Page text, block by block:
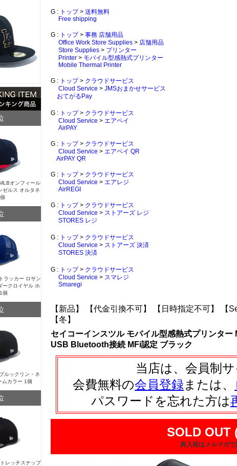
オンフィール
ゼルス オルタネ
ラッカー ロサン
ークロイヤル ホ
個
ルックリン・ネ
ムカラー 1個
レッチスナップ
G : トップ> 送料無料
Free shipping
G : トップ> 事務 店舗用品
Office Work Store Supplies > 店舗用品
Store Supplies > プリンター
Printer > モバイル型感熱式プリンター
Mobile Thermal Printer
G : トップ> クラウドサービス
Cloud Service > JMSおまかせサービス
おてがるPay
G : トップ> クラウドサービス
Cloud Service > エアペイ
AirPAY
G : トップ> クラウドサービス
Cloud Service > エアペイ QR
AirPAY QR
G : トップ> クラウドサービス
Cloud Service > エアレジ
AirREGI
G : トップ> クラウドサービス
Cloud Service > ストアーズ レジ
STORES レジ
G : トップ> クラウドサービス
Cloud Service > ストアーズ 決済
STORES 決済
G : トップ> クラウドサービス
Cloud Service > スマレジ
Smaregi
【新品】 【代金引換不可】 【日時指定不可】 【
【冬】
セイコーインスツル モバイル型感熱式プリンタ
USB Bluetooth接続 MFi認定 ブラック
当店は、会員制サ
会費無料の会員登録または、
パスワードを忘れた方は
SOLD OUT
再入荷はメルマガ